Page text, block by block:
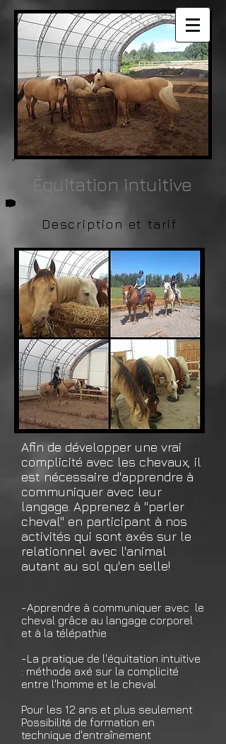
Description et tarif
Équitation intuitive
Afin de développer une vrai
complicité avec les chevaux, il
est nécessaire d'apprendre à
communiquer avec leur
langage. Apprenez à ''parler
cheval'' en participant à nos
activités qui sont axés sur le
relationnel avec l'animal
autant au sol qu'en selle!
-Apprendre à communiquer avec le
cheval grâce au langage corporel
et à la télépathie
-La pratique de l'équitation intuitive
: méthode axé sur la complicité
entre l'homme et le cheval
Pour les 12 ans et plus seulement
Possibilité de formation en
technique d'entraînement